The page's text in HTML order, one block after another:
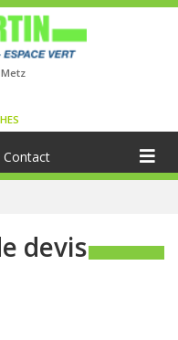
Contact
la
devis